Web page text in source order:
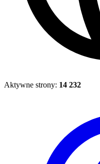
Aktywne strony: 14 232